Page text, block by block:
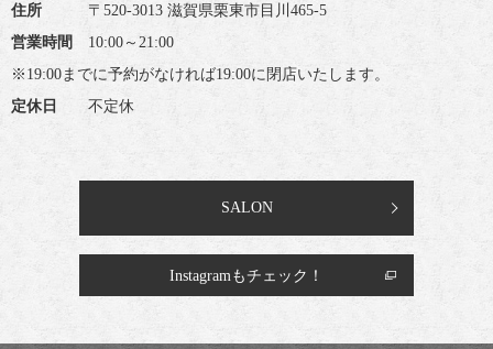
住所
〒520-3013 滋賀県栗東市目川465-5
営業時間
10:00～21:00
※19:00までに予約がなければ19:00に閉店いたします。
定休日
不定休
SALON
Instagramもチェック！